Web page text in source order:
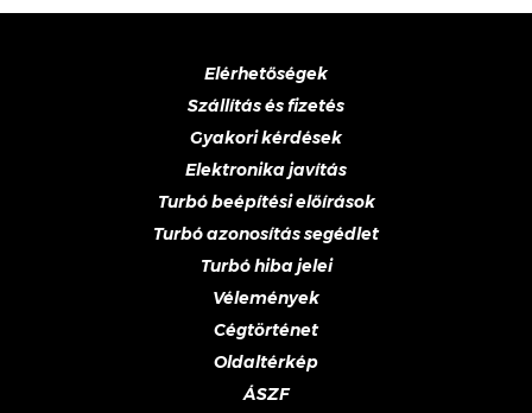
Elérhetőségek
Szállítás és fizetés
Gyakori kérdések
Elektronika javítás
Turbó beépítési előírások
Turbó azonosítás segédlet
Turbó hiba jelei
Vélemények
Cégtörténet
Oldaltérkép
ÁSZF